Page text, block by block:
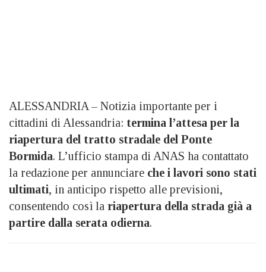
ALESSANDRIA – Notizia importante per i
cittadini di Alessandria: termina l’attesa per la
riapertura del tratto stradale del Ponte
Bormida. L’ufficio stampa di ANAS ha contattato
la redazione per annunciare che i lavori sono stati
ultimati, in anticipo rispetto alle previsioni,
consentendo così la riapertura della strada già a
partire dalla serata odierna.